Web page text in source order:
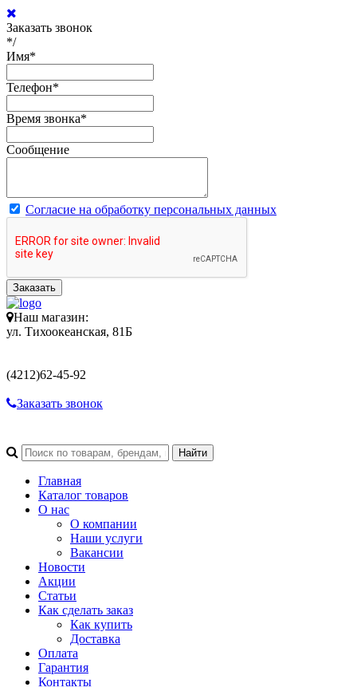
Заказать звонок
*/
Имя*
Телефон*
Время звонка*
Сообщение
Согласие на обработку персональных данных
Заказать
Наш магазин:
ул. Тихоокеанская, 81Б
(4212)62-45-92
Заказать звонок
Главная
Каталог товаров
О нас
О компании
Наши услуги
Вакансии
Новости
Акции
Статьи
Как сделать заказ
Как купить
Доставка
Оплата
Гарантия
Контакты